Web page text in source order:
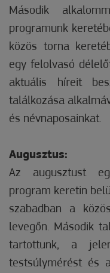
Második
programunk
közös torna
egy felolvasó
aktuális híreit
találkozása
és névnaposainkat.
Augusztus:
Az augusztust
program keretin
szabadban a
levegőn. Második
tartottunk, a
testsúlymérést és